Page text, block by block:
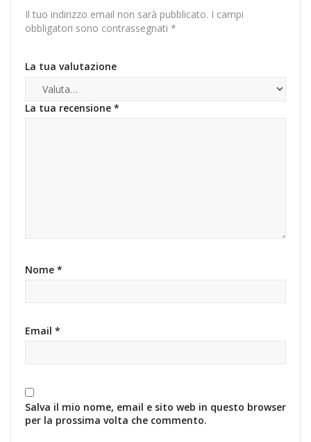
Il tuo indirizzo email non sarà pubblicato. I campi
obbligatori sono contrassegnati *
La tua valutazione
La tua recensione *
Nome *
Email *
Salva il mio nome, email e sito web in questo browser
per la prossima volta che commento.